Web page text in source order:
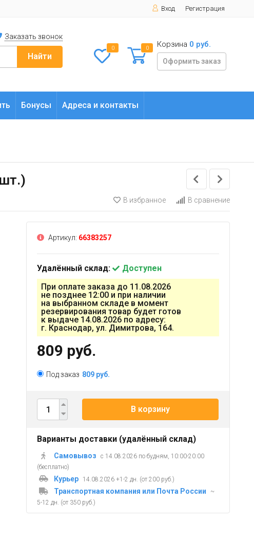
Вход Регистрация
Заказать звонок
Найти
0 0 Корзина 0 руб.
Оформить заказ
Бонусы Адреса и контакты
В избранное В сравнение
Артикул: 66383257
Удалённый склад:
Доступен
При оплате заказа до 11.08.2026
не позднее 12:00 и при наличии
на выбранном складе в момент
резервирования товар будет готов
к выдаче 14.08.2026 по адресу:
г. Краснодар, ул. Димитрова, 164.
809 руб.
Под заказ 809 руб.
В корзину
Варианты доставки (удалённый склад)
Самовывоз
с 14.08.2026 по будням, 10:00-20:00
(бесплатно)
Курьер 14.08.2026 +1-2 дн. (от 200 руб.)
Транспортная компания или Почта России
~
5-12 дн. (от 350 руб.)